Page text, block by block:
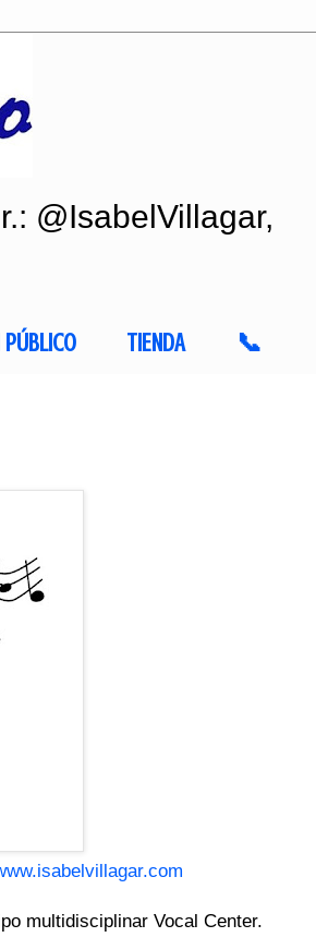
@IsabelVillagar,
PÚBLICO TIENDA 📞
multidisciplinar Vocal Center.